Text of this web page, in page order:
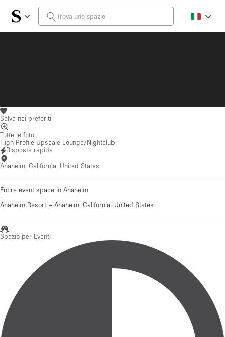
Salva nei preferiti
Tutte le foto
High Profile Upscale Lounge/Nightclub
Risposta rapida
Anaheim, California, United States
Entire event space in Anaheim
·
Anaheim Resort – Anaheim, California, United States
Spazio per Eventi